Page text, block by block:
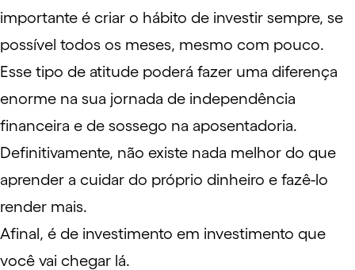
importante é criar o hábito de investir sempre, se
possível todos os meses, mesmo com pouco.
Esse tipo de atitude poderá fazer uma diferença
enorme na sua jornada de independência
financeira e de sossego na aposentadoria.
Definitivamente, não existe nada melhor do que
aprender a cuidar do próprio dinheiro e fazê-lo
render mais.
Afinal, é de investimento em investimento que
você vai chegar lá.